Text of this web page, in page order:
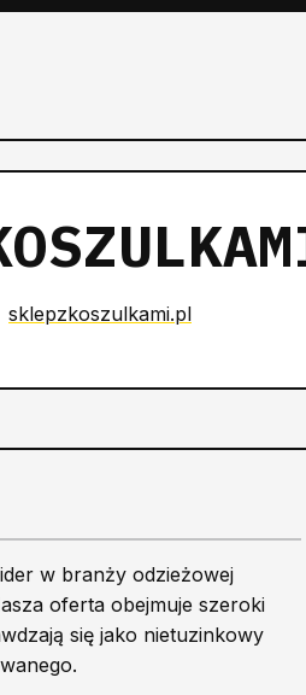
sklepzkoszulkami.pl
w branży odzieżowej
oferta obejmuje szeroki
się jako nietuzinkowy